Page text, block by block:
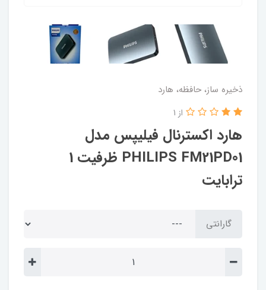
ذخیره ساز، حافظه، هارد
هارد اکسترنال فیلیپس مدل
PHILIPS FM21PD01 ظرفیت 1
ترابایت
از 1
گارانتی